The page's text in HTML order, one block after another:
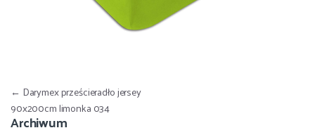
Nawigacja wpisu
← Darymex prześcieradło jersey
90x200cm limonka 034
Archiwum